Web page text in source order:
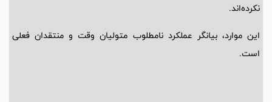
نکرده‌اند.
این‌ موارد، بیانگر عملکرد نامطلوب متولیان وقت و منتقدان فعلی
است.